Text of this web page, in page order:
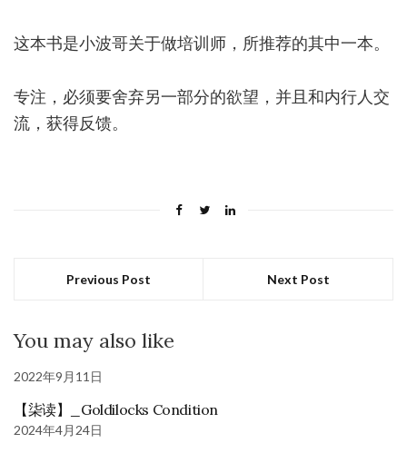
这本书是小波哥关于做培训师，所推荐的其中一本。
专注，必须要舍弃另一部分的欲望，并且和内行人交
流，获得反馈。
Previous Post Next Post
You may also like
2022年9月11日
【柒读】_Goldilocks Condition
2024年4月24日